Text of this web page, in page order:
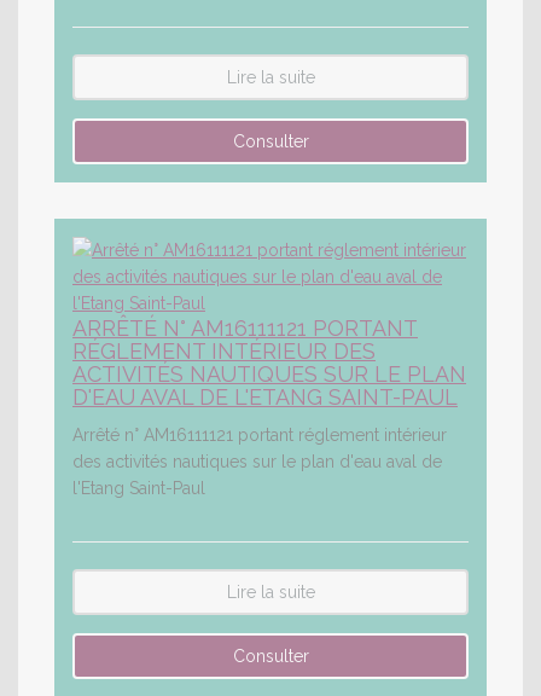
Lire la suite
ARRÊTÉ N° AM16111121 PORTANT
RÉGLEMENT INTÉRIEUR DES
ACTIVITÉS NAUTIQUES SUR LE PLAN
D'EAU AVAL DE L'ETANG SAINT-PAUL
Arrêté n° AM16111121 portant réglement intérieur
des activités nautiques sur le plan d'eau aval de
l'Etang Saint-Paul
Lire la suite